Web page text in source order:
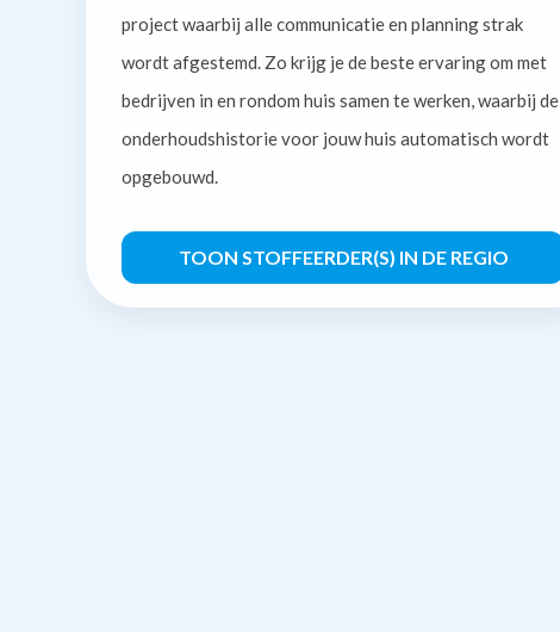
project waarbij alle communicatie en planning strak
wordt afgestemd. Zo krijg je de beste ervaring om met
bedrijven in en rondom huis samen te werken, waarbij de
onderhoudshistorie voor jouw huis automatisch wordt
opgebouwd.
TOON STOFFEERDER(S) IN DE REGIO